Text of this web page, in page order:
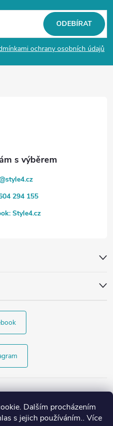
Dalším procházením
s jejich používáním.. Více
ochrany osobních údajů
ODEBÍRAT
style4.cz
294 155
Style4.cz